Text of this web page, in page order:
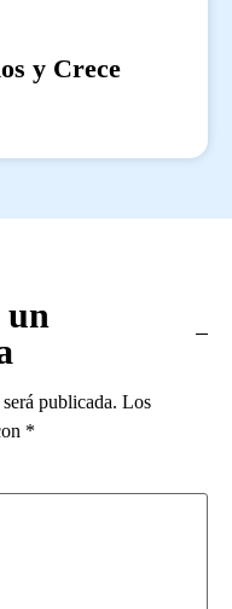
y Crece
un
publicada. Los
*